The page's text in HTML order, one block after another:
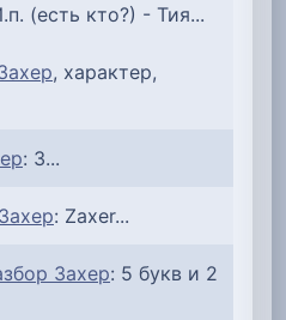
(есть кто?) - Тия...
, характер,
: 3...
: Zaxer...
Захер: 5 букв и 2